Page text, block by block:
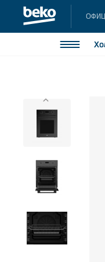
Встраиваемая
Малая бытовая
Климатическая